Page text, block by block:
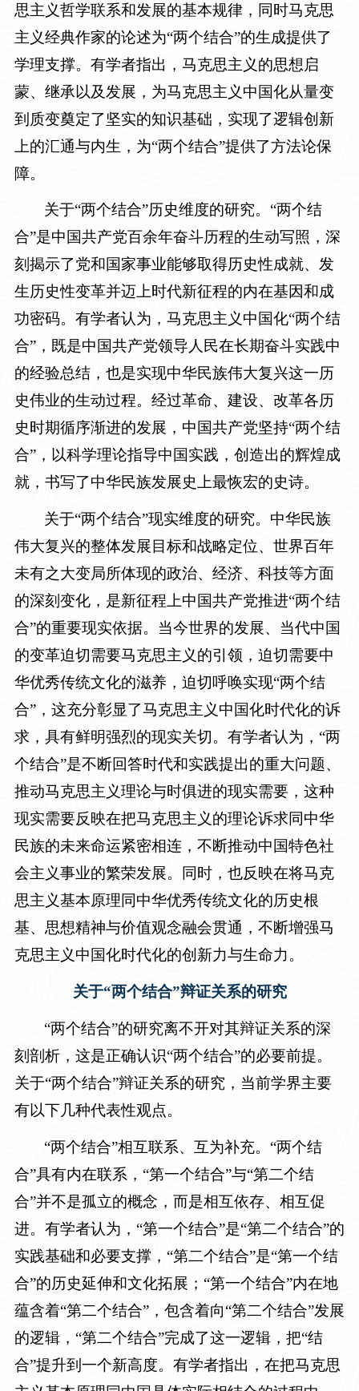
思主义哲学联系和发展的基本规律，同时马克思
主义经典作家的论述为“两个结合”的生成提供了
学理支撑。有学者指出，马克思主义的思想启
蒙、继承以及发展，为马克思主义中国化从量变
到质变奠定了坚实的知识基础，实现了逻辑创新
上的汇通与内生，为“两个结合”提供了方法论保
障。
关于“两个结合”历史维度的研究。“两个结
合”是中国共产党百余年奋斗历程的生动写照，深
刻揭示了党和国家事业能够取得历史性成就、发
生历史性变革并迈上时代新征程的内在基因和成
功密码。有学者认为，马克思主义中国化“两个结
合”，既是中国共产党领导人民在长期奋斗实践中
的经验总结，也是实现中华民族伟大复兴这一历
史伟业的生动过程。经过革命、建设、改革各历
史时期循序渐进的发展，中国共产党坚持“两个结
合”，以科学理论指导中国实践，创造出的辉煌成
就，书写了中华民族发展史上最恢宏的史诗。
关于“两个结合”现实维度的研究。中华民族
伟大复兴的整体发展目标和战略定位、世界百年
未有之大变局所体现的政治、经济、科技等方面
的深刻变化，是新征程上中国共产党推进“两个结
合”的重要现实依据。当今世界的发展、当代中国
的变革迫切需要马克思主义的引领，迫切需要中
华优秀传统文化的滋养，迫切呼唤实现“两个结
合”，这充分彰显了马克思主义中国化时代化的诉
求，具有鲜明强烈的现实关切。有学者认为，“两
个结合”是不断回答时代和实践提出的重大问题、
推动马克思主义理论与时俱进的现实需要，这种
现实需要反映在把马克思主义的理论诉求同中华
民族的未来命运紧密相连，不断推动中国特色社
会主义事业的繁荣发展。同时，也反映在将马克
思主义基本原理同中华优秀传统文化的历史根
基、思想精神与价值观念融会贯通，不断增强马
克思主义中国化时代化的创新力与生命力。
关于“两个结合”辩证关系的研究
“两个结合”的研究离不开对其辩证关系的深
刻剖析，这是正确认识“两个结合”的必要前提。
关于“两个结合”辩证关系的研究，当前学界主要
有以下几种代表性观点。
“两个结合”相互联系、互为补充。“两个结
合”具有内在联系，“第一个结合”与“第二个结
合”并不是孤立的概念，而是相互依存、相互促
进。有学者认为，“第一个结合”是“第二个结合”的
实践基础和必要支撑，“第二个结合”是“第一个结
合”的历史延伸和文化拓展；“第一个结合”内在地
蕴含着“第二个结合”，包含着向“第二个结合”发展
的逻辑，“第二个结合”完成了这一逻辑，把“结
合”提升到一个新高度。有学者指出，在把马克思